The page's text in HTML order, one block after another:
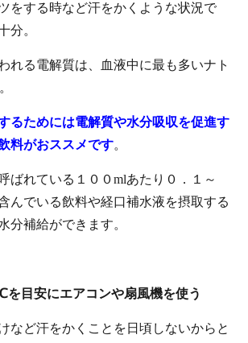
をする時など汗をかくような状況で
分。
れる電解質は、血液中に最も多いナト
るためには電解質や水分吸収を促進す
料がおススメです。
ばれている１００mlあたり０．１～
んでいる飲料や経口補水液を摂取する
分補給ができます。
目安にエアコンや扇風機を使う
など汗をかくことを日頃しないからと